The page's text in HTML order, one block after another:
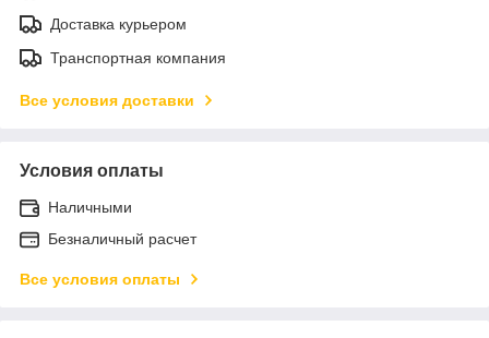
Доставка курьером
Транспортная компания
Все условия доставки
Условия оплаты
Наличными
Безналичный расчет
Все условия оплаты